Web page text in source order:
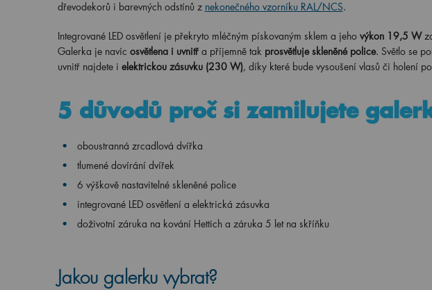
dřevodekorů i barevných odstínů z nekonečného vzorníku RAL/NCS.
Integrované LED osvětlení je překryto mléčným pískovaným sklem a jeho výkon 19,5 W
Galerka je navíc osvětlena i uvnitř a příjemně tak prosvětluje skleněné police. Světlo se
uvnitř najdete i elektrickou zásuvku (230 W), díky které bude vysoušení vlasů či holení
5 důvodů proč si zamilujete
oboustranná zrcadlová dvířka
tlumené dovírání dvířek
6 výškově nastavitelné skleněné police
integrované LED osvětlení a elektrická zásuvka
doživotní záruka na kování Hettich a záruka 5 let na skříňku
Jakou galerku vybrat?